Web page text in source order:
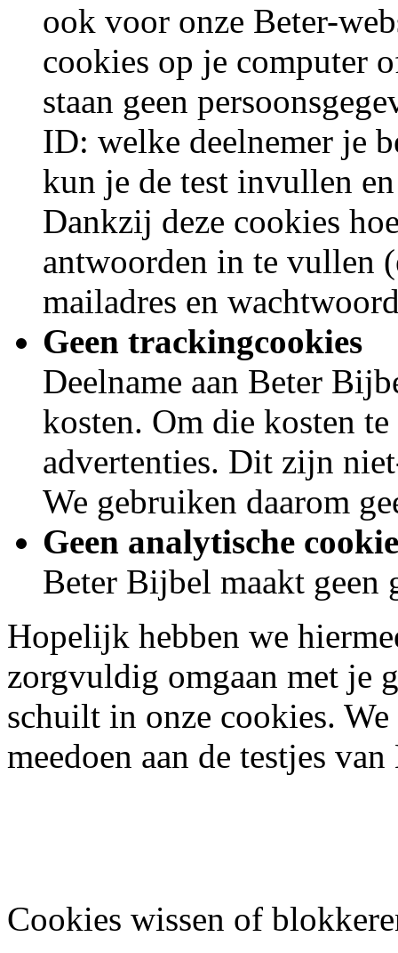
ook voor onze Beter-
cookies op je computer
staan geen
ID: welke deelnemer je
kun je de test invullen
Dankzij deze cookies
antwoorden in te vullen
mailadres en
Geen trackingcookies
Deelname aan Beter
kosten. Om die kosten
advertenties. Dit zijn
We gebruiken daarom
Geen analytische
Beter Bijbel maakt geen
Hopelijk hebben we
zorgvuldig omgaan met je
schuilt in onze cookies.
meedoen aan de testjes
Cookies wissen of